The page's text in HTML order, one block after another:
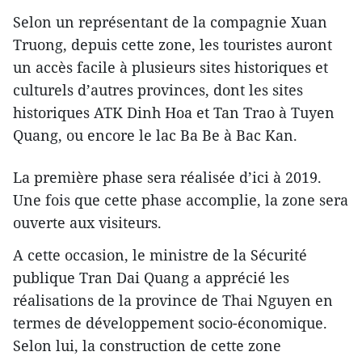
Selon un représentant de la compagnie Xuan
Truong, depuis cette zone, les touristes auront
un accès facile à plusieurs sites historiques et
culturels d’autres provinces, dont les sites
historiques ATK Dinh Hoa et Tan Trao à Tuyen
Quang, ou encore le lac Ba Be à Bac Kan.
La première phase sera réalisée d’ici à 2019.
Une fois que cette phase accomplie, la zone sera
ouverte aux visiteurs.
A cette occasion, le ministre de la Sécurité
publique Tran Dai Quang a apprécié les
réalisations de la province de Thai Nguyen en
termes de développement socio-économique.
Selon lui, la construction de cette zone